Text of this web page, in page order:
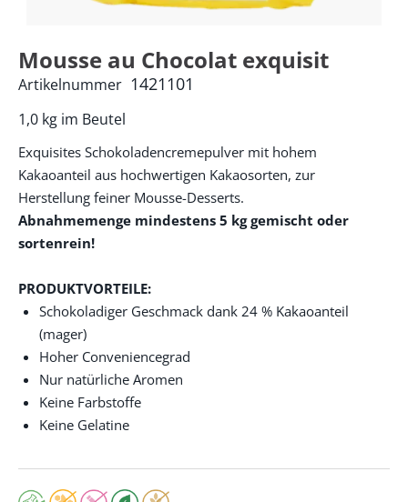
Mousse au Chocolat exquisit
1,0 kg im Beutel
Artikelnummer 1421101
Exquisites Schokoladencremepulver mit hohem
Kakaoanteil aus hochwertigen Kakaosorten, zur
Herstellung feiner Mousse-Desserts.
Abnahmemenge mindestens 5 kg gemischt oder
sortenrein!
PRODUKTVORTEILE:
Schokoladiger Geschmack dank 24 % Kakaoanteil
(mager)
Hoher Conveniencegrad
Nur natürliche Aromen
Keine Farbstoffe
Keine Gelatine